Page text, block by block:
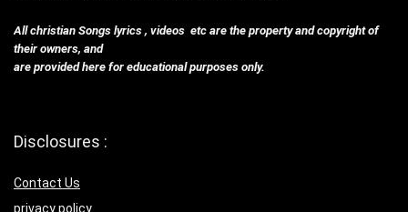
All christian Songs lyrics , videos etc are the property and copyright of
their owners, and
are provided here for educational purposes only.
Disclosures :
Contact Us
privacy policy